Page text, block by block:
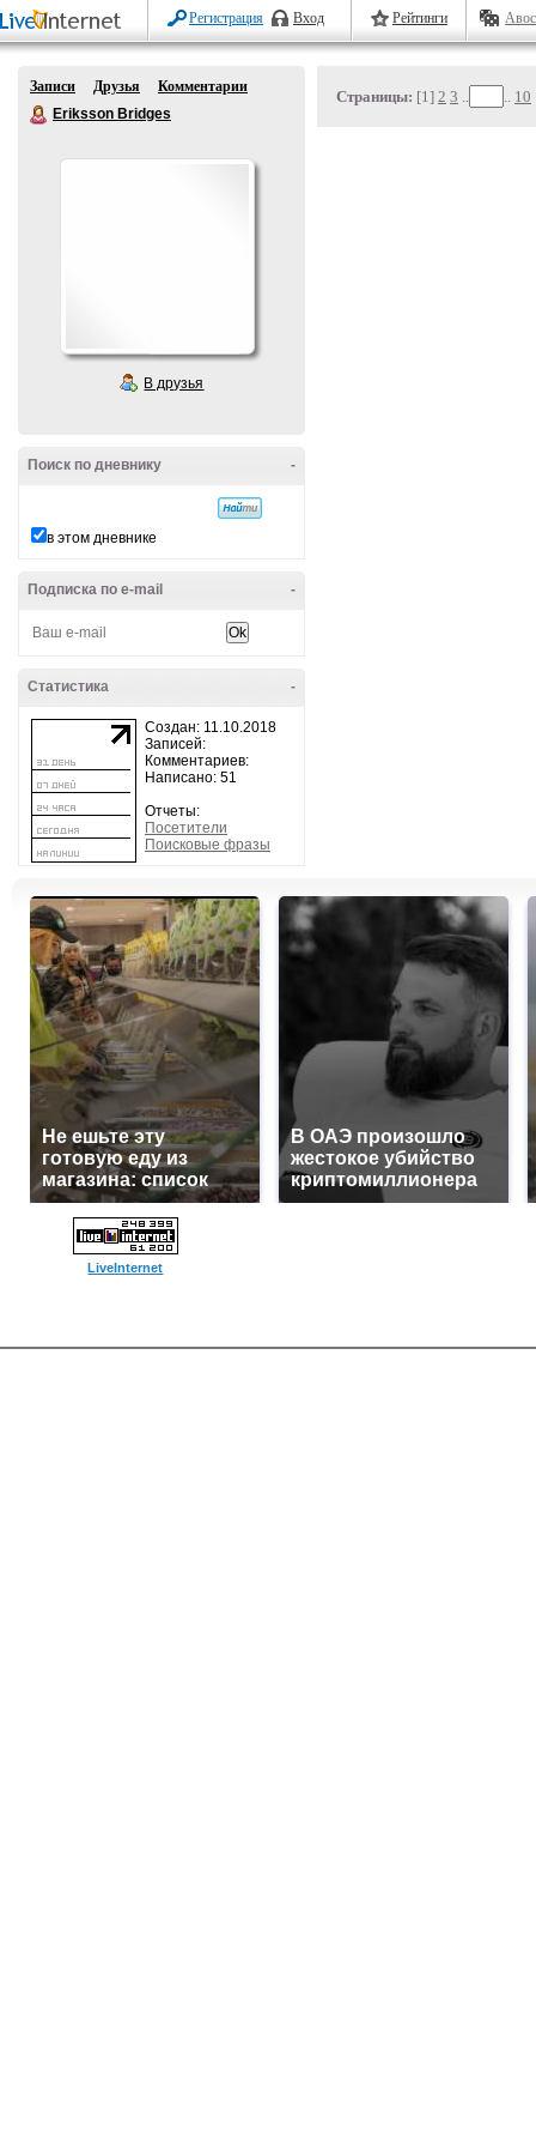
Регистрация Вход Рейтинги
Записи Друзья
Комментарии
Eriksson Bridges
В друзья
-
Поиск по дневнику
в этом дневнике
-
Подписка по e-mail
-
Статистика
Создан: 11.10.2018
Записей:
Комментариев:
Написано: 51
Отчеты:
Посетители
Поисковые фразы
Страницы: [1] 2 3 .. .. 10
Не ешьте эту
готовую еду из
магазина: список
В ОАЭ произошло
жестокое убийство
криптомиллионера
LiveInternet